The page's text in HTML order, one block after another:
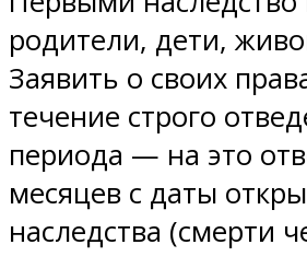
родители, дети,
Заявить о своих
течение строго
периода — на это
месяцев с даты
наследства (смерти